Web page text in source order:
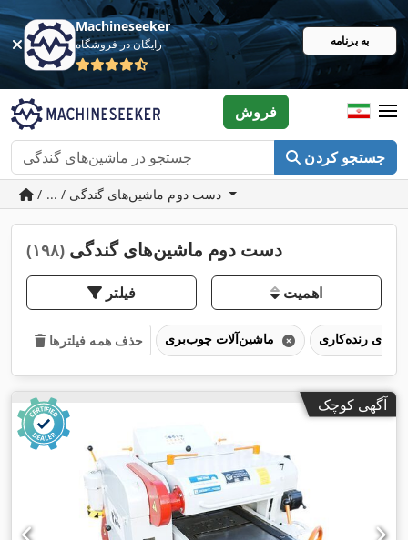
Machineseeker
رایگان در فروشگاه به برنامه
جستجو کردن
فروش
دست دوم ماشین‌های گندگی (۱۹۸)
فیلتر اهمیت
حذف همه فیلترها
آگهی کوچک